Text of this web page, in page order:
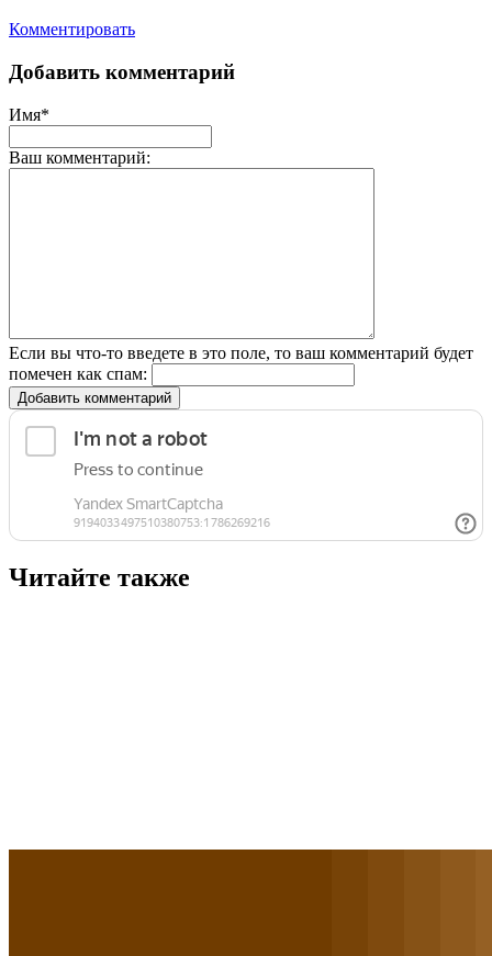
Комментировать
Добавить комментарий
Имя*
Ваш комментарий:
Если вы что-то введете в это поле, то ваш комментарий будет
помечен как спам:
Добавить комментарий
Читайте также